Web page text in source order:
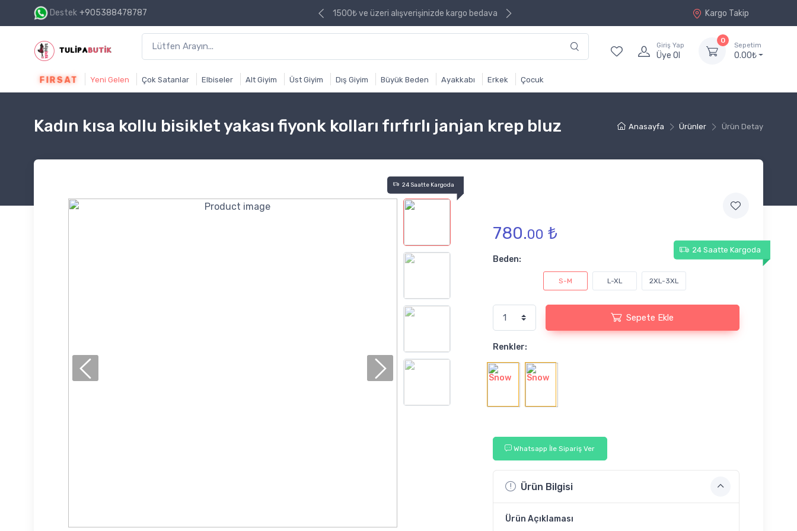
Destek +905388478787 1500₺ ve üzeri alışverişinizde kargo bedava 1500₺ ve üzeri alışverişinizde kargo bedava Kargo Takip
Giriş Yap
Üye Ol
0
Sepetim
0.00₺
FIRSAT Yeni Gelen Çok Satanlar Elbiseler Alt Giyim Üst Giyim Dış Giyim Büyük Beden Ayakkabı Erkek Çocuk
Anasayfa Ürünler Ürün Detay
Kadın kısa kollu bisiklet yakası fiyonk kolları fırfırlı janjan krep bluz
24 Saatte Kargoda
780.00 ₺
24 Saatte Kargoda
Beden:
S-M L-XL 2XL-3XL
Sepete Ekle
Renkler:
Whatsapp İle Sipariş Ver
Ürün Bilgisi
Ürün Açıklaması